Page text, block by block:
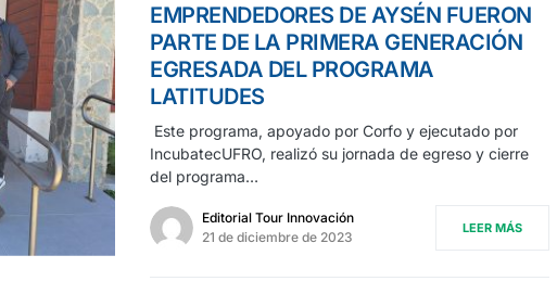
EMPRENDEDORES DE AYSÉN FUERON
PARTE DE LA PRIMERA GENERACIÓN
EGRESADA DEL PROGRAMA
LATITUDES
Este programa, apoyado por Corfo y ejecutado por
IncubatecUFRO, realizó su jornada de egreso y cierre
del programa…
Editorial Tour Innovación
21 de diciembre de 2023
LEER MÁS